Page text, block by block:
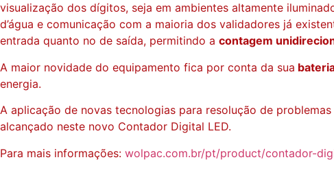
visualização dos dígitos, seja em ambientes altamente
d’água e comunicação com a maioria dos validadores já
entrada quanto no de saída, permitindo a contagem
A maior novidade do equipamento fica por conta da sua
energia.
A aplicação de novas tecnologias para resolução de
alcançado neste novo Contador Digital LED.
Para mais informações: wolpac.com.br/pt/product/contador-